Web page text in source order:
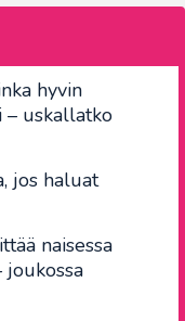
hyvin
– uskallatko
jos haluat
naisessa
joukossa